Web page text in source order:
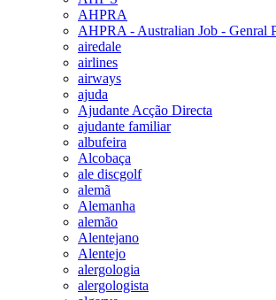
AHPRA
AHPRA - Australian Job - Genral
airedale
airlines
airways
ajuda
Ajudante Acção Directa
ajudante familiar
albufeira
Alcobaça
ale discgolf
alemã
Alemanha
alemão
Alentejano
Alentejo
alergologia
alergologista